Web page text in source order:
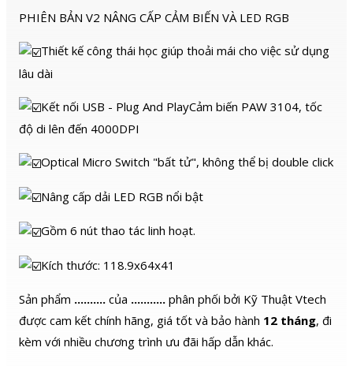
PHIÊN BẢN V2 NÂNG CẤP CẢM BIẾN VÀ LED RGB
Thiết kế công thái học giúp thoải mái cho việc sử dụng
lâu dài
Kết nối USB - Plug And PlayCảm biến PAW 3104, tốc
độ di lên đến 4000DPI
Optical Micro Switch "bất tử", không thể bị double click
Nâng cấp dải LED RGB nổi bật
Gồm 6 nút thao tác linh hoạt.
Kích thước: 118.9x64x41
Sản phẩm .......... của ........... phân phối bởi Kỹ Thuật Vtech
được cam kết chính hãng, giá tốt và bảo hành 12 tháng, đi
kèm với nhiều chương trình ưu đãi hấp dẫn khác.